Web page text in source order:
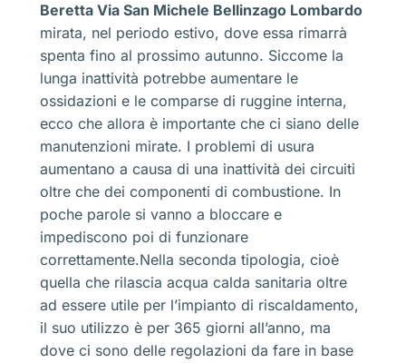
Beretta Via San Michele Bellinzago Lombardo
mirata, nel periodo estivo, dove essa rimarrà
spenta fino al prossimo autunno. Siccome la
lunga inattività potrebbe aumentare le
ossidazioni e le comparse di ruggine interna,
ecco che allora è importante che ci siano delle
manutenzioni mirate. I problemi di usura
aumentano a causa di una inattività dei circuiti
oltre che dei componenti di combustione. In
poche parole si vanno a bloccare e
impediscono poi di funzionare
correttamente.Nella seconda tipologia, cioè
quella che rilascia acqua calda sanitaria oltre
ad essere utile per l’impianto di riscaldamento,
il suo utilizzo è per 365 giorni all’anno, ma
dove ci sono delle regolazioni da fare in base